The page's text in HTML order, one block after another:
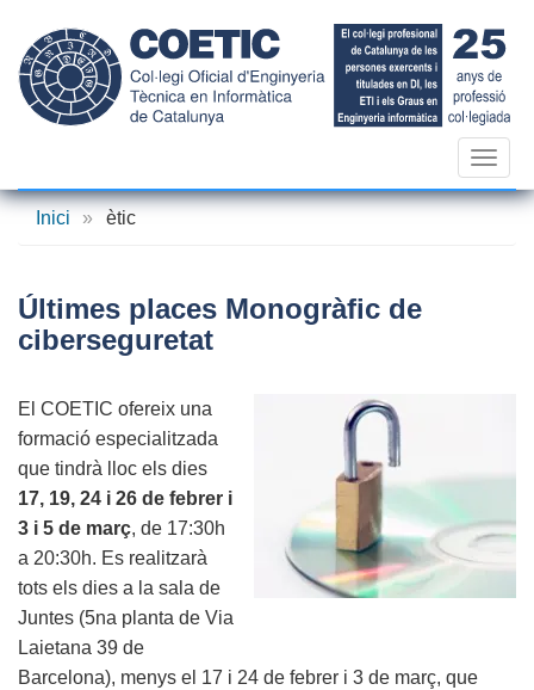
contingut
Inici
» ètic
Últimes places Monogràfic de
ciberseguretat
El COETIC ofereix una
formació especialitzada
que tindrà lloc els dies
17, 19, 24 i 26 de febrer i
3 i 5 de març, de 17:30h
a 20:30h. Es realitzarà
tots els dies a la sala de
Juntes (5na planta de Via
Laietana 39 de
Barcelona), menys el 17 i 24 de febrer i 3 de març, que